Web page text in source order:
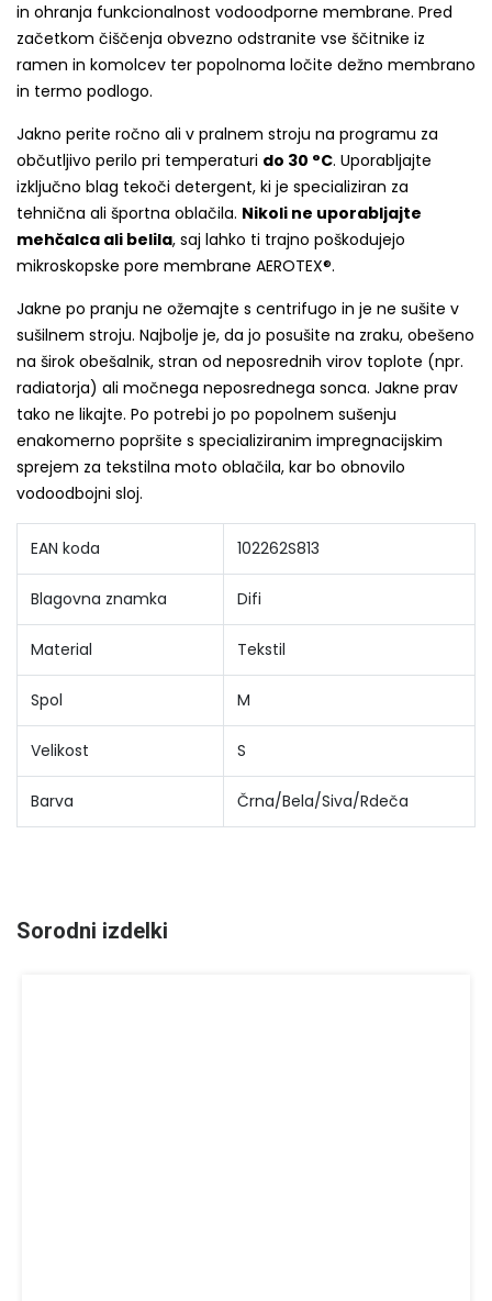
in ohranja funkcionalnost vodoodporne membrane. Pred
začetkom čiščenja obvezno odstranite vse ščitnike iz
ramen in komolcev ter popolnoma ločite dežno membrano
in termo podlogo.
Jakno perite ročno ali v pralnem stroju na programu za
občutljivo perilo pri temperaturi do 30 °C. Uporabljajte
izključno blag tekoči detergent, ki je specializiran za
tehnična ali športna oblačila. Nikoli ne uporabljajte
mehčalca ali belila, saj lahko ti trajno poškodujejo
mikroskopske pore membrane AEROTEX®.
Jakne po pranju ne ožemajte s centrifugo in je ne sušite v
sušilnem stroju. Najbolje je, da jo posušite na zraku, obešeno
na širok obešalnik, stran od neposrednih virov toplote (npr.
radiatorja) ali močnega neposrednega sonca. Jakne prav
tako ne likajte. Po potrebi jo po popolnem sušenju
enakomerno popršite s specializiranim impregnacijskim
sprejem za tekstilna moto oblačila, kar bo obnovilo
vodoodbojni sloj.
EAN koda 102262S813
Blagovna znamka Difi
Material Tekstil
Spol M
Velikost S
Barva Črna/Bela/Siva/Rdeča
Sorodni izdelki